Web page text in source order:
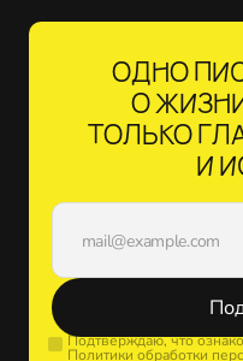
ОДНО
О
ТОЛЬКО
И
Подтверждаю, что
Политики обработки